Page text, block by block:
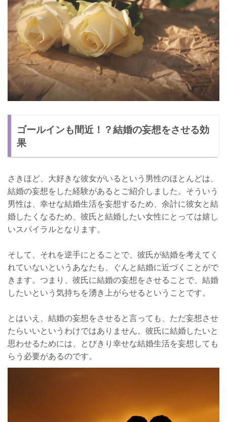
ゴールインも間近！？結婚の妄想をさせる効
果
さきほど、大好きな彼女がいるという男性のほとんどは、
結婚の妄想をした経験があるとご紹介しました。そういう
男性は、幸せな結婚生活を妄想するため、余計に彼女と結
婚したくなるため、彼氏と結婚したい女性にとっては嬉し
いスパイラルとなります。
そして、それを逆手にとることで、彼氏が結婚を考えてく
れていないというあなたも、ぐんと結婚に近づくことがで
きます。つまり、彼氏に結婚の妄想をさせることで、結婚
したいという気持ちを湧き上がらせるということです。
とはいえ、結婚の妄想をさせると言っても、ただ妄想させ
たらいいというわけではありません。彼氏に結婚したいと
思わせるためには、とびきり幸せな結婚生活を妄想しても
らう必要があるのです。